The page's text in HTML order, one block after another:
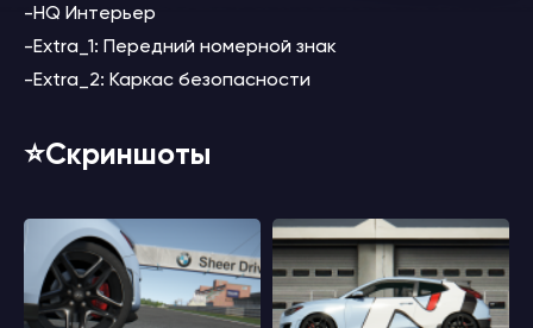
-HQ Интерьер
-Extra_1: Передний номерной знак
-Extra_2: Каркас безопасности
⭐️Скриншоты